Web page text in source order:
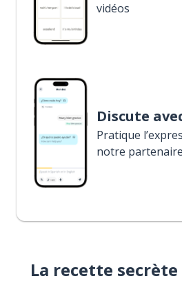
vidéos
Discute
Pratique
notre
La recette